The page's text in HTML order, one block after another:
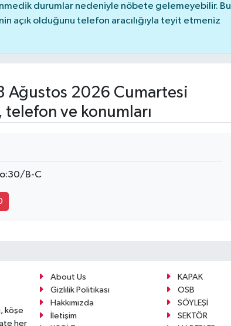
durumlar nedeniyle nöbete gelemeyebilir. Bu
açık olduğunu telefon aracılığıyla teyit etmeniz
Ağustos 2026 Cumartesi
ve konumları
B-C
köşe
her
About Us
KAPAK
Gizlilik Politikası
OSB
Hakkımızda
SÖYLEŞİ
İletişim
SEKTÖR